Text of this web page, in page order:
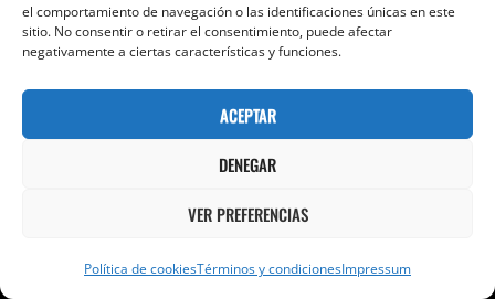
el comportamiento de navegación o las identificaciones únicas en este
sitio. No consentir o retirar el consentimiento, puede afectar
negativamente a ciertas características y funciones.
ACEPTAR
DENEGAR
VER PREFERENCIAS
Política de cookiesTérminos y condicionesImpressum
Categorías
Cine de acción.,Cine de animación.,Cine de
Cine por géneros.
entradas
LA SERPIENTE BLANCA. (AMP WONG, ZHAO JI PING,